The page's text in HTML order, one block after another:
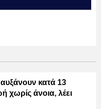
κατά 13
χωρίς άνοια, λέει